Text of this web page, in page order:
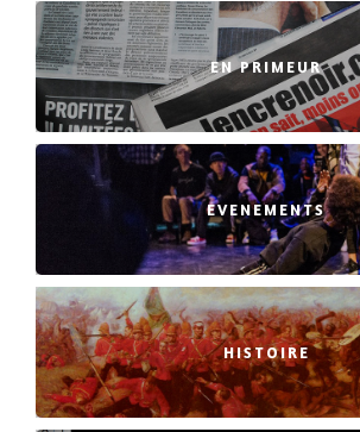
EN PRIMEUR
EVENEMENTS
HISTOIRE